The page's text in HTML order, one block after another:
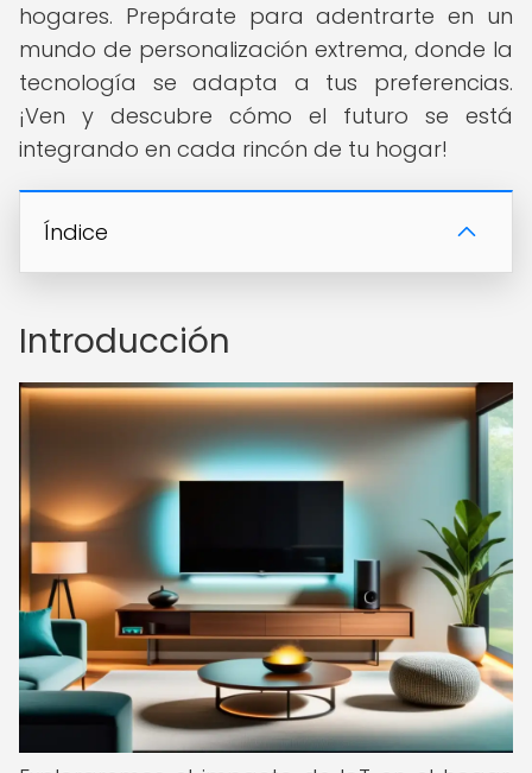
hogares. Prepárate para adentrarte en un
mundo de personalización extrema, donde la
tecnología se adapta a tus preferencias.
¡Ven y descubre cómo el futuro se está
integrando en cada rincón de tu hogar!
Índice
Introducción